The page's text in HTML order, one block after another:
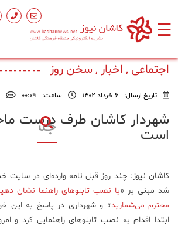
☰
اصلی
فرهنگ
اجتماعی , اخبار , سخن روز
تاریخ ارسال: 6 خرداد 1402 ساعت: ۰۰:۰۹
شهردار کاشان طرف درست
است
کاشان نیوز: چند روز قبل نامه وارده‌ای در سایت
شد مبنی بر «با نصب تابلوهای راهنما نشان
محترم می‌شمارید» و شهرداری در پاسخ به این
ابتدا اقدام به نصب تابلوهای راهنمایی کرد و